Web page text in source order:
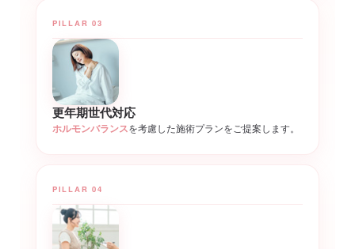
PILLAR 03
更年期世代対応
ホルモンバランスを考慮した施術プランをご提案します。
PILLAR 04